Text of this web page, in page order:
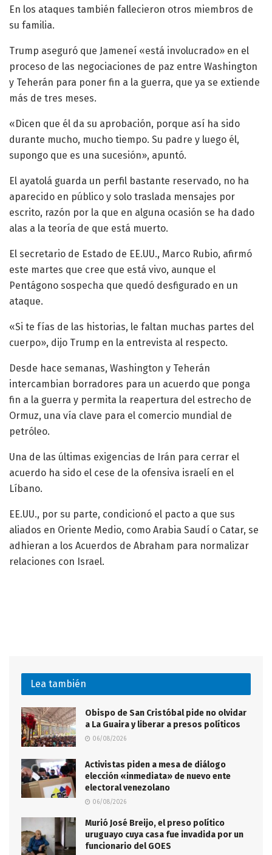
En los ataques también fallecieron otros miembros de
su familia.
Trump aseguró que Jameneí «está involucrado» en el
proceso de las negociaciones de paz entre Washington
y Teherán para poner fin a la guerra, que ya se extiende
más de tres meses.
«Dicen que él da su aprobación, porque así ha sido
durante mucho, mucho tiempo. Su padre y luego él,
supongo que es una sucesión», apuntó.
El ayatolá guarda un perfil bastante reservado, no ha
aparecido en público y solo traslada mensajes por
escrito, razón por la que en alguna ocasión se ha dado
alas a la teoría de que está muerto.
El secretario de Estado de EE.UU., Marco Rubio, afirmó
este martes que cree que está vivo, aunque el
Pentágono sospecha que quedó desfigurado en un
ataque.
«Si te fías de las historias, le faltan muchas partes del
cuerpo», dijo Trump en la entrevista al respecto.
Desde hace semanas, Washington y Teherán
intercambian borradores para un acuerdo que ponga
fin a la guerra y permita la reapertura del estrecho de
Ormuz, una vía clave para el comercio mundial de
petróleo.
Una de las últimas exigencias de Irán para cerrar el
acuerdo ha sido el cese de la ofensiva israelí en el
Líbano.
EE.UU., por su parte, condicionó el pacto a que sus
aliados en Oriente Medio, como Arabia Saudí o Catar, se
adhieran a los Acuerdos de Abraham para normalizar
relaciones con Israel.
Lea también
Obispo de San Cristóbal pide no olvidar
a La Guaira y liberar a presos políticos
06/08/2026
Activistas piden a mesa de diálogo
elección «inmediata» de nuevo ente
electoral venezolano
06/08/2026
Murió José Breijo, el preso político
uruguayo cuya casa fue invadida por un
funcionario del GOES